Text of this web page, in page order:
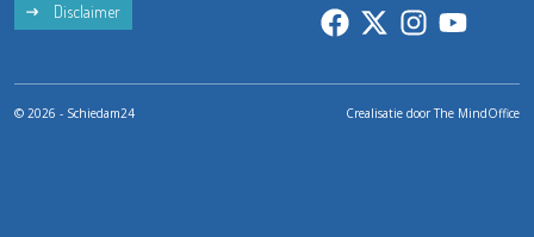
Disclaimer
© 2026 - Schiedam24 Crealisatie doorThe MindOffice